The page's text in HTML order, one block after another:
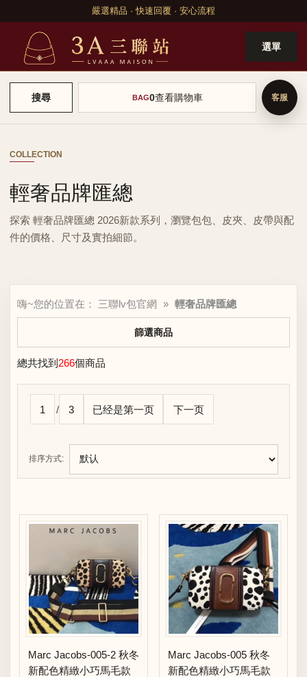
嚴選精品 · 快速回覆 · 安心流程
選單
搜尋 BAG0查看購物車
COLLECTION
輕奢品牌匯總
探索 輕奢品牌匯總 2026新款系列，瀏覽包包、皮夾、皮帶與配
件的價格、尺寸及實拍細節。
嗨~您的位置在： 三聯lv包官網 » 輕奢品牌匯總
篩選商品
總共找到 266個商品
1 / 3 已经是第一页 下一页
排序方式:
Marc Jacobs-005-2 秋冬
新配色精緻小巧馬毛款
Marc Jacobs-005 秋冬
新配色精緻小巧馬毛款